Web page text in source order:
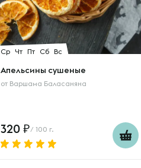
Ср Чт Пт Сб Вс
Апельсины сушеные
от Варшама Баласаняна
320 / 100 г.